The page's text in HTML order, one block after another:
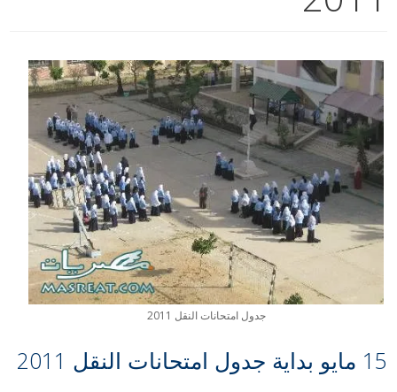
جدول امتحانات النقل 2011
15 مايو بداية جدول امتحانات النقل 2011